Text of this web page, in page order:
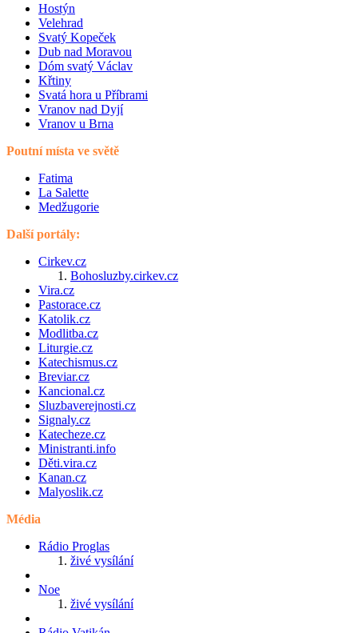
Hostýn
Velehrad
Svatý Kopeček
Dub nad Moravou
Dóm svatý Václav
Křtiny
Svatá hora u Příbrami
Vranov nad Dyjí
Vranov u Brna
Poutní místa ve světě
Fatima
La Salette
Medžugorie
Další portály:
Cirkev.cz
Bohosluzby.cirkev.cz
Vira.cz
Pastorace.cz
Katolik.cz
Modlitba.cz
Liturgie.cz
Katechismus.cz
Breviar.cz
Kancional.cz
Sluzbaverejnosti.cz
Signaly.cz
Katecheze.cz
Ministranti.info
Děti.vira.cz
Kanan.cz
Malyoslik.cz
Média
Rádio Proglas
živé vysílání
Noe
živé vysílání